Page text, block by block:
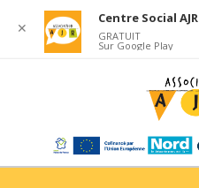
✕
Centre Social AJR
GRATUIT
Sur Google Play